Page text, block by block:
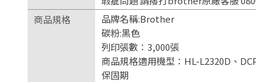
商品規格
品牌名稱:Brother
碳粉:黑色
列印張數：3,000張
商品規格適用機型：HL-L2320D、
保固期